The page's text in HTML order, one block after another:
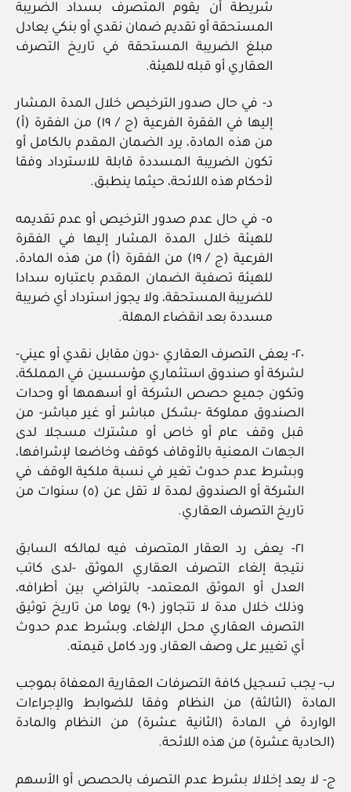
شريطة أن يقوم المتصرف بسداد الضريبة
المستحقة أو تقديم ضمان نقدي أو بنكي يعادل
مبلغ الضريبة المستحقة في تاريخ التصرف
العقاري أو قبله للهيئة.
د‏- في حال صدور الترخيص خلال المدة المشار
إليها في الفقرة الفرعية (ج / ١٩) من الفقرة (أ)
من هذه المادة، يرد الضمان المقدم بالكامل أو
تكون الضريبة المسددة قابلة للاسترداد وفقا
لأحكام هذه اللائحة، حيثما ينطبق.
ه‏- في حال عدم صدور الترخيص أو عدم تقديمه
للهيئة خلال المدة المشار إليها في الفقرة
الفرعية (ج / ١٩) من الفقرة (أ) من هذه المادة،
للهيئة تصفية الضمان المقدم باعتباره سدادا
للضريبة المستحقة، ولا يجوز استرداد أي ضريبة
مسددة بعد انقضاء المهلة.
٢٠‏- يعفى التصرف العقاري ‏-دون مقابل نقدي أو عيني‏-
لشركة أو صندوق استثماري مؤسسين في المملكة،
وتكون جميع حصص الشركة أو أسهمها أو وحدات
الصندوق مملوكة ‏-بشكل مباشر أو غير مباشر‏- من
قبل وقف عام أو خاص أو مشترك مسجلا لدى
الجهات المعنية بالأوقاف كوقف وخاضعا لإشرافها،
وبشرط عدم حدوث تغير في نسبة ملكية الوقف في
الشركة أو الصندوق لمدة لا تقل عن (٥) سنوات من
تاريخ التصرف العقاري.
٢١‏- يعفى رد العقار المتصرف فيه لمالكه السابق
نتيجة إلغاء التصرف العقاري الموثق ‏-لدى كاتب
العدل أو الموثق المعتمد‏- بالتراضي بين أطرافه،
وذلك خلال مدة لا تتجاوز (٩٠) يوما من تاريخ توثيق
التصرف العقاري محل الإلغاء، وبشرط عدم حدوث
أي تغيير على وصف العقار، ورد كامل قيمته.
ب‏- يجب تسجيل كافة التصرفات العقارية المعفاة بموجب
المادة (الثالثة) من النظام وفقا للضوابط والإجراءات
الواردة في المادة (الثانية عشرة) من النظام والمادة
(الحادية عشرة) من هذه اللائحة.
ج‏- لا يعد إخلالا بشرط عدم التصرف بالحصص أو الأسهم